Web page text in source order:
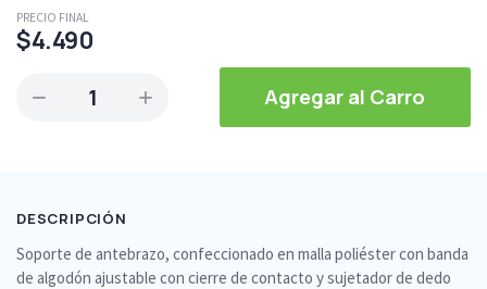
PRECIO FINAL
$4.490
1 Agregar al Carro
DESCRIPCIÓN
Soporte de antebrazo, confeccionado en malla poliéster con banda
de algodón ajustable con cierre de contacto y sujetador de dedo